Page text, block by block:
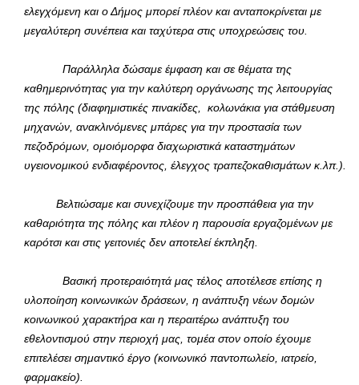
ελεγχόμενη και ο Δήμος μπορεί πλέον και ανταποκρίνεται με
μεγαλύτερη συνέπεια και ταχύτερα στις υποχρεώσεις του.
Παράλληλα δώσαμε έμφαση και σε θέματα της
καθημερινότητας για την καλύτερη οργάνωσης της λειτουργίας
της πόλης (διαφημιστικές πινακίδες, κολωνάκια για στάθμευση
μηχανών, ανακλινόμενες μπάρες για την προστασία των
πεζοδρόμων, ομοιόμορφα διαχωριστικά καταστημάτων
υγειονομικού ενδιαφέροντος, έλεγχος τραπεζοκαθισμάτων κ.λπ.).
Βελτιώσαμε και συνεχίζουμε την προσπάθεια για την
καθαριότητα της πόλης και πλέον η παρουσία εργαζομένων με
καρότσι και στις γειτονιές δεν αποτελεί έκπληξη.
Βασική προτεραιότητά μας τέλος αποτέλεσε επίσης η
υλοποίηση κοινωνικών δράσεων, η ανάπτυξη νέων δομών
κοινωνικού χαρακτήρα και η περαιτέρω ανάπτυξη του
εθελοντισμού στην περιοχή μας, τομέα στον οποίο έχουμε
επιτελέσει σημαντικό έργο (κοινωνικό παντοπωλείο, ιατρείο,
φαρμακείο).